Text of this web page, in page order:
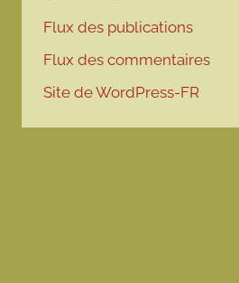
Flux des publications
Flux des commentaires
Site de WordPress-FR